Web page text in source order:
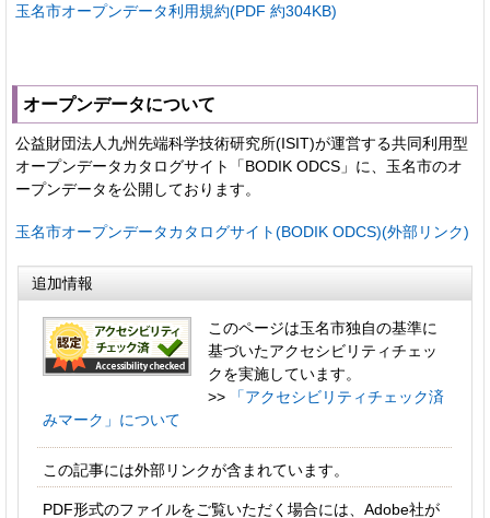
玉名市オープンデータ利用規約(PDF 約304KB)
オープンデータについて
公益財団法人九州先端科学技術研究所(ISIT)が運営する共同利用型
オープンデータカタログサイト「BODIK ODCS」に、玉名市のオ
ープンデータを公開しております。
玉名市オープンデータカタログサイト(BODIK ODCS)(外部リンク)
追加情報
このページは玉名市独自の基準に
基づいたアクセシビリティチェッ
クを実施しています。
>>
「アクセシビリティチェック済
みマーク」について
この記事には外部リンクが含まれています。
PDF形式のファイルをご覧いただく場合には、Adobe社が